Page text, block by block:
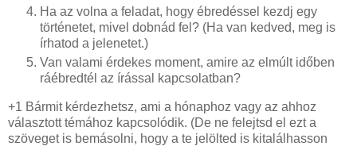
Ha az volna a feladat, hogy ébredéssel kezdj egy
történetet, mivel dobnád fel? (Ha van kedved, meg is
írhatod a jelenetet.)
Van valami érdekes moment, amire az elmúlt időben
ráébredtél az írással kapcsolatban?
+1 Bármit kérdezhetsz, ami a hónaphoz vagy az ahhoz
választott témához kapcsolódik. (De ne felejtsd el ezt a
szöveget is bemásolni, hogy a te jelölted is kitalálhasson